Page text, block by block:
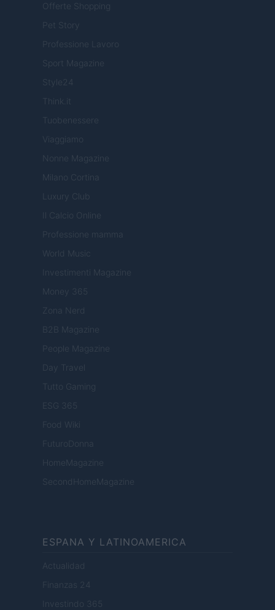
Offerte Shopping
Pet Story
Professione Lavoro
Sport Magazine
Style24
Think.it
Tuobenessere
Viaggiamo
Nonne Magazine
Milano Cortina
Luxury Club
Il Calcio Online
Professione mamma
World Music
Investimenti Magazine
Money 365
Zona Nerd
B2B Magazine
People Magazine
Day Travel
Tutto Gaming
ESG 365
Food Wiki
FuturoDonna
HomeMagazine
SecondHomeMagazine
ESPANA Y LATINOAMERICA
Actualidad
Finanzas 24
Investindo 365